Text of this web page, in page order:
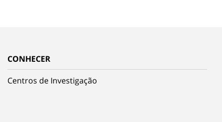
CONHECER
Centros de Investigação